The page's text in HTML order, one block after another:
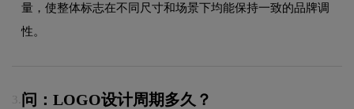
量，使整体标志在不同尺寸和场景下均能保持一致的品牌调
性。
3. 问：LOGO设计周期多久？